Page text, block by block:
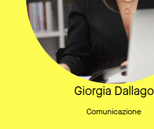
Giorgia Dallago
Comunicazione